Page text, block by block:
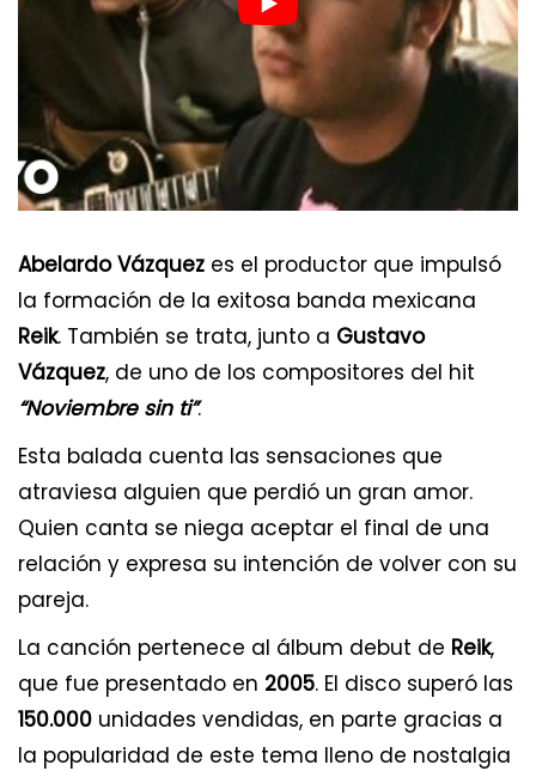
Abelardo Vázquez es el productor que impulsó
la formación de la exitosa banda mexicana
Reik. También se trata, junto a Gustavo
Vázquez, de uno de los compositores del hit
“Noviembre sin ti”.
Esta balada cuenta las sensaciones que
atraviesa alguien que perdió un gran amor.
Quien canta se niega aceptar el final de una
relación y expresa su intención de volver con su
pareja.
La canción pertenece al álbum debut de Reik,
que fue presentado en 2005. El disco superó las
150.000 unidades vendidas, en parte gracias a
la popularidad de este tema lleno de nostalgia